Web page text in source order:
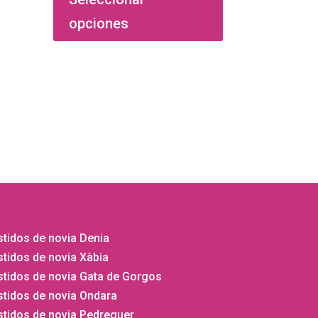
opciones
de novia Denia
de novia Xàbia
de novia Gata de Gorgos
de novia Ondara
de novia Pedreguer